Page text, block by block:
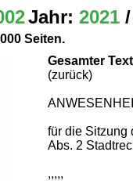
Jahr: 2021
Seiten.
Gesamter
(zurück)
für die Sitzung
Abs. 2
,,,,,